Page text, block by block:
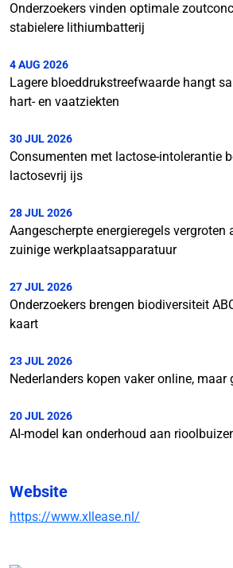
Onderzoekers vinden optimale
stabielere lithiumbatterij
4 AUG 2026
Lagere bloeddrukstreefwaarde hangt
hart- en vaatziekten
30 JUL 2026
Consumenten met lactose-intolerantie
lactosevrij ijs
28 JUL 2026
Aangescherpte energieregels vergroten
zuinige werkplaatsapparatuur
27 JUL 2026
Onderzoekers brengen biodiversiteit
kaart
23 JUL 2026
Nederlanders kopen vaker online, maar
20 JUL 2026
AI-model kan onderhoud aan
Website
https://www.xllease.nl/